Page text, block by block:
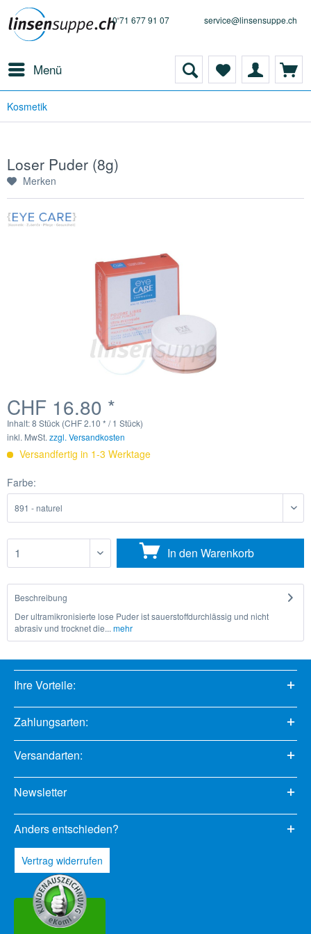
0 71 677 91 07 service@linsensuppe.ch
Menü
Kosmetik
Loser Puder (8g)
Merken
CHF 16.80 *
Inhalt:8 Stück (CHF 2.10 * / 1 Stück)
inkl. MwSt. zzgl. Versandkosten
Versandfertig in 1-3 Werktage
Farbe:
In den Warenkorb
Beschreibung
Der ultramikronisierte lose Puder ist sauerstoffdurchlässig und nicht
abrasiv und trocknet die... mehr
Ihre Vorteile:
Zahlungsarten:
Versandarten:
Newsletter
Anders entschieden?
Vertrag widerrufen